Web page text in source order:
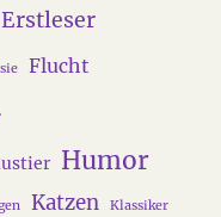
Erstleser
Flucht
Humor
Katzen Klassiker